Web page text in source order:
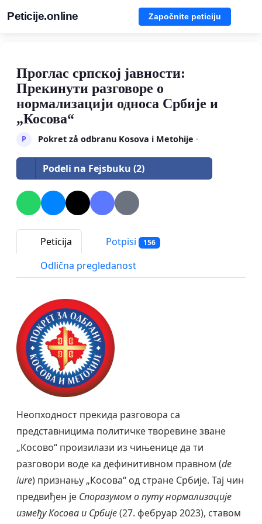
Peticije.online Započnite peticiju
Проглас српској јавности:
Прекинути разговоре о
нормализацији односа Србије и
„Косова“
P Pokret zå odbranu Kosova i Metohije ·
Podeli na Fejsbuku (2)
Peticija Potpisi 156
Odlična pregledanost
Неопходност прекида разговора са
представницима политичке творевине зване
„Косово“ произилази из чињенице да ти
разговори воде ка дефинитивном правном (de
iure) признању „Косова“ од стране Србије. Тај чин
предвиђен је Споразумом о путу нормализације
између Косова и Србије(27. фебруар 2023), ставом